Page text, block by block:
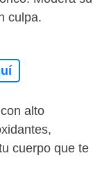
culpa.
alto
cuerpo que te